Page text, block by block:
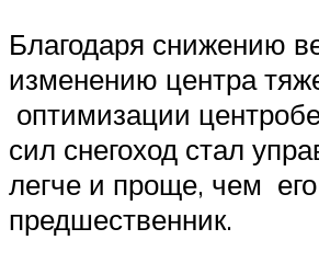
Благодаря снижению
изменению центра
оптимизации
сил снегоход стал
легче и проще, чем его
предшественник.